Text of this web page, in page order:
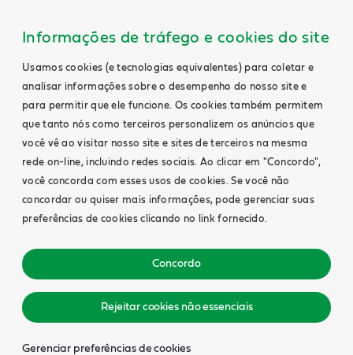
Informações de tráfego e cookies do site
Usamos cookies (e tecnologias equivalentes) para coletar e
analisar informações sobre o desempenho do nosso site e
para permitir que ele funcione. Os cookies também permitem
que tanto nós como terceiros personalizem os anúncios que
você vê ao visitar nosso site e sites de terceiros na mesma
rede on-line, incluindo redes sociais. Ao clicar em "Concordo",
você concorda com esses usos de cookies. Se você não
concordar ou quiser mais informações, pode gerenciar suas
preferências de cookies clicando no link fornecido.
Concordo
Rejeitar cookies não essenciais
Gerenciar preferências de cookies